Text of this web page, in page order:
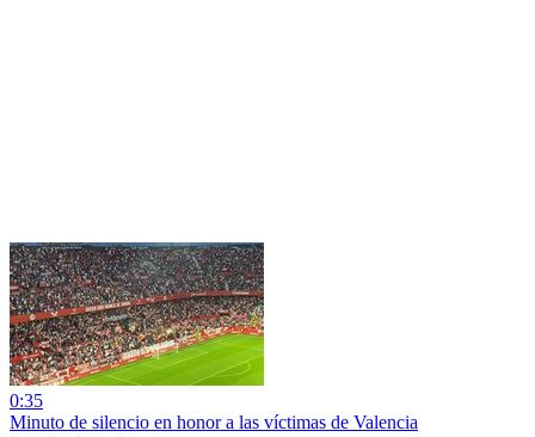
0:35
Minuto de silencio en honor a las víctimas de Valencia